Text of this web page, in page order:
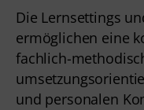
Die Lernsettings
ermöglichen eine
fachlich-
und personalen